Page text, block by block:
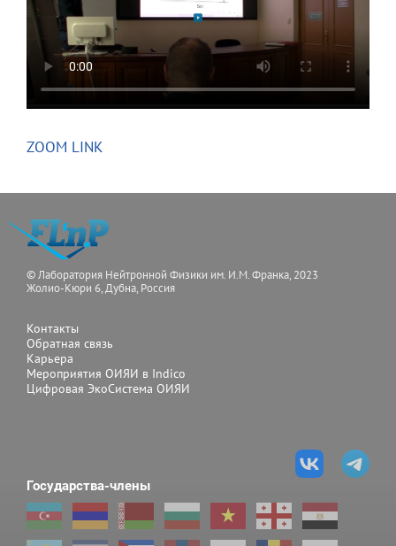
ZOOM LINK
© Лаборатория Нейтронной Физики им. И.М. Франка, 2023
Жолио-Кюри 6, Дубна, Россия
Контакты
Обратная связь
Карьера
Мероприятия ОИЯИ в Indico
Цифровая ЭкоСистема ОИЯИ
Государства-члены